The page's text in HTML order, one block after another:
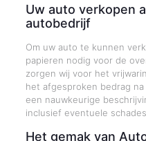
Uw auto verkopen
autobedrijf
Om uw auto te kunnen
papieren nodig voor de
zorgen wij voor het
het afgesproken bedrag
een nauwkeurige
inclusief eventuele
Het gemak van